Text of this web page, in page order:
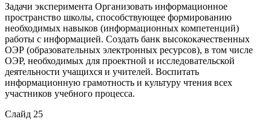
Задачи эксперимента Организовать информационное
пространство школы, способствующее формированию
необходимых навыков (информационных компетенций)
работы с информацией. Создать банк высококачественных
ОЭР (образовательных электронных ресурсов), в том числе
ОЭР, необходимых для проектной и исследовательской
деятельности учащихся и учителей. Воспитать
информационную грамотность и культуру чтения всех
участников учебного процесса.
Слайд 25